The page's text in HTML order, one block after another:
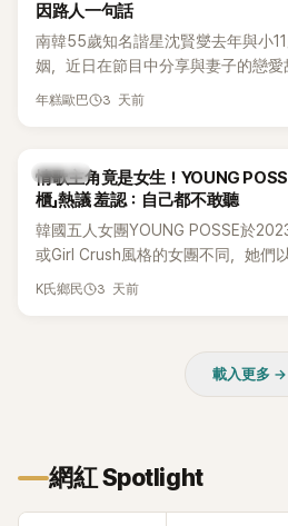
因路人一句話
南韓55歲知名諧星沈賢燮去年與小
姻，近日在節目中分享與妻子的戀愛
受兩人世界，沒想到站在飯店門口時
年糕歐巴 3 天前
K-POP
情歌主角竟是女生！YOUNG
櫃」熱議 羞認：自己都不敢聽
韓國五人女團YOUNG POSSE於
或Girl Crush風格的女團不同，她們
創Rap及成員親自參與創作為特色，
K氏鄉民 3 天前
載入更多 →
網紅 Spotlight